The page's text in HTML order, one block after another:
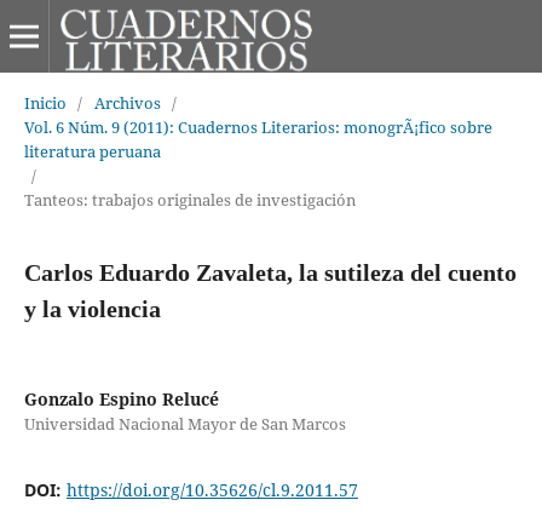
Inicio / Archivos /
Vol. 6 Núm. 9 (2011): Cuadernos Literarios: monogrÃ¡fico sobre
literatura peruana
/
Tanteos: trabajos originales de investigación
Carlos Eduardo Zavaleta, la sutileza del cuento
y la violencia
Gonzalo Espino Relucé
Universidad Nacional Mayor de San Marcos
DOI: https://doi.org/10.35626/cl.9.2011.57